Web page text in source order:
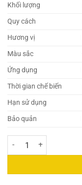
Khối lượng
Quy cách
Hương vị
Màu sắc
Ứng dụng
Thời gian chế biến
Hạn sử dụng
Bảo quản
Douxian – Bột